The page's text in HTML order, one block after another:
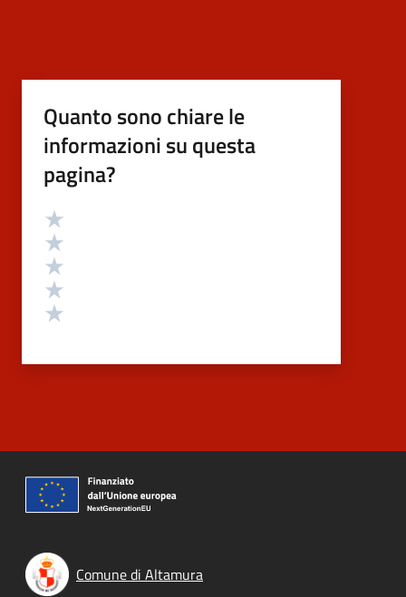
Quanto sono chiare le
informazioni su questa
pagina?
Valutazione
Comune di Altamura